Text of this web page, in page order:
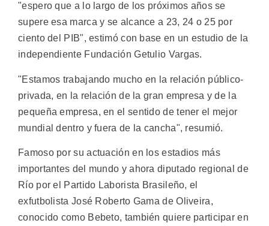
"espero que a lo largo de los próximos años se
supere esa marca y se alcance a 23, 24 o 25 por
ciento del PIB", estimó con base en un estudio de la
independiente Fundación Getulio Vargas.
"Estamos trabajando mucho en la relación público-
privada, en la relación de la gran empresa y de la
pequeña empresa, en el sentido de tener el mejor
mundial dentro y fuera de la cancha", resumió.
Famoso por su actuación en los estadios más
importantes del mundo y ahora diputado regional de
Río por el Partido Laborista Brasileño, el
exfutbolista José Roberto Gama de Oliveira,
conocido como Bebeto, también quiere participar en